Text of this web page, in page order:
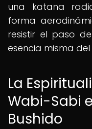
una katana
forma
resistir el paso
esencia misma
La
Wabi-Sabi
Bushido